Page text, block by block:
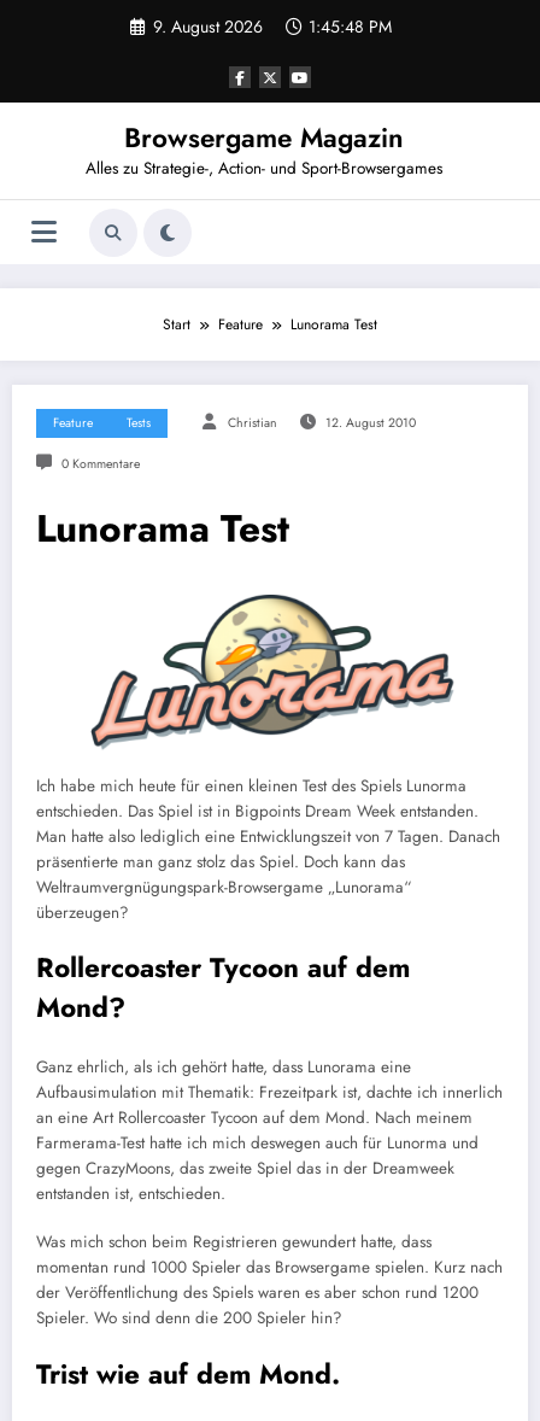
9. August 2026 1:45:48 PM
Browsergame Magazin
Alles zu Strategie-, Action- und Sport-Browsergames
Start Feature Lunorama Test
Feature Tests Christian 12. August 2010
0 Kommentare
Lunorama Test
Ich habe mich heute für einen kleinen Test des Spiels Lunorma
entschieden. Das Spiel ist in Bigpoints Dream Week entstanden.
Man hatte also lediglich eine Entwicklungszeit von 7 Tagen. Danach
präsentierte man ganz stolz das Spiel. Doch kann das
Weltraumvergnügungspark-Browsergame „Lunorama“
überzeugen?
Rollercoaster Tycoon auf dem
Mond?
Ganz ehrlich, als ich gehört hatte, dass Lunorama eine
Aufbausimulation mit Thematik: Frezeitpark ist, dachte ich innerlich
an eine Art Rollercoaster Tycoon auf dem Mond. Nach meinem
Farmerama-Test hatte ich mich deswegen auch für Lunorma und
gegen CrazyMoons, das zweite Spiel das in der Dreamweek
entstanden ist, entschieden.
Was mich schon beim Registrieren gewundert hatte, dass
momentan rund 1000 Spieler das Browsergame spielen. Kurz nach
der Veröffentlichung des Spiels waren es aber schon rund 1200
Spieler. Wo sind denn die 200 Spieler hin?
Trist wie auf dem Mond.